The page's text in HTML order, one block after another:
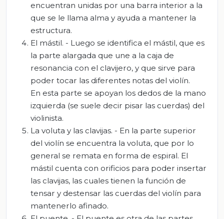
encuentran unidas por una barra interior a la
que se le llama alma y ayuda a mantener la
estructura.
El mástil. - Luego se identifica el mástil, que es
la parte alargada que une a la caja de
resonancia con el clavijero, y que sirve para
poder tocar las diferentes notas del violín.
En esta parte se apoyan los dedos de la mano
izquierda (se suele decir pisar las cuerdas) del
violinista.
La voluta y las clavijas. - En la parte superior
del violín se encuentra la voluta, que por lo
general se remata en forma de espiral. El
mástil cuenta con orificios para poder insertar
las clavijas, las cuales tienen la función de
tensar y destensar las cuerdas del violín para
mantenerlo afinado.